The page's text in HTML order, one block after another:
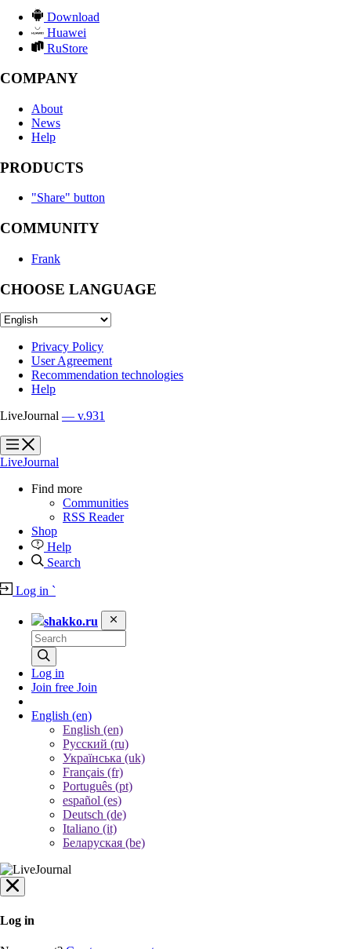
Download
Huawei
RuStore
COMPANY
About
News
Help
PRODUCTS
"Share" button
COMMUNITY
Frank
CHOOSE LANGUAGE
Privacy Policy
User Agreement
Recommendation technologies
Help
LiveJournal — v.931
?
?
LiveJournal
Find more
Communities
RSS Reader
Shop
Help
Search
Log in `
shakko.ru
Log in
Join free Join
English (en)
English (en)
Русский (ru)
Українська (uk)
Français (fr)
Português (pt)
español (es)
Deutsch (de)
Italiano (it)
Беларуская (be)
Log in